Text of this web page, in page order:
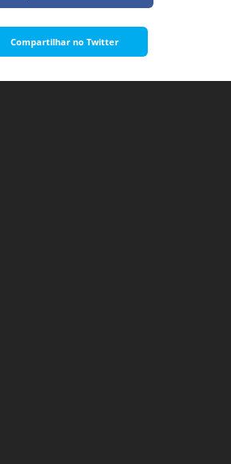
Compartilhar no Twitter